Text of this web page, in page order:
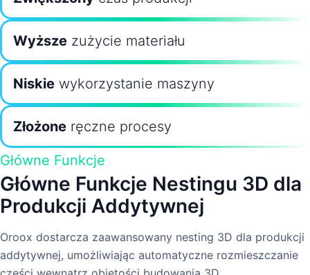
Wyższe zużycie materiału
Niskie wykorzystanie maszyny
Złożone ręczne procesy
Główne Funkcje
Główne Funkcje Nestingu 3D dla
Produkcji Addytywnej
Oroox dostarcza zaawansowany nesting 3D dla produkcji
addytywnej, umożliwiając automatyczne rozmieszczanie